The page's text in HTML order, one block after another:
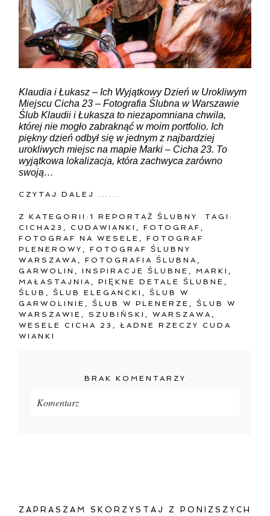
Klaudia i Łukasz – Ich Wyjątkowy Dzień w Urokliwym
Miejscu Cicha 23 – Fotografia Ślubna w Warszawie
Ślub Klaudii i Łukasza to niezapomniana chwila,
której nie mogło zabraknąć w moim portfolio. Ich
piękny dzień odbył się w jednym z najbardziej
urokliwych miejsc na mapie Marki – Cicha 23. To
wyjątkowa lokalizacja, która zachwyca zarówno
swoją…
CZYTAJ DALEJ ......
Z KATEGORII:1 REPORTAŻ ŚLUBNY
TAGI:
CICHA23
,CUDAWIANKI ,FOTOGRAF
FOTOGRAF NA WESELE
,FOTOGRAF
PLENEROWY
,FOTOGRAF ŚLUBNY
WARSZAWA
,FOTOGRAFIA ŚLUBNA
GARWOLIN
,INSPIRACJE ŚLUBNE MARKI
MAŁASTAJNIA
,PIĘKNE DETALE ŚLUBNE
ŚLUB
,ŚLUB ELEGANCKI ,ŚLUB W
GARWOLINIE
,ŚLUB W PLENERZE ,ŚLUB W
WARSZAWIE
SZUBIŃSKI ,WARSZAWA
WESELE CICHA 23
,ŁADNE RZECZY CUDA
WIANKI
BRAK KOMENTARZY
Komentarz
ZAPRASZAM SKORZYSTAJ Z PONIZSZYCH